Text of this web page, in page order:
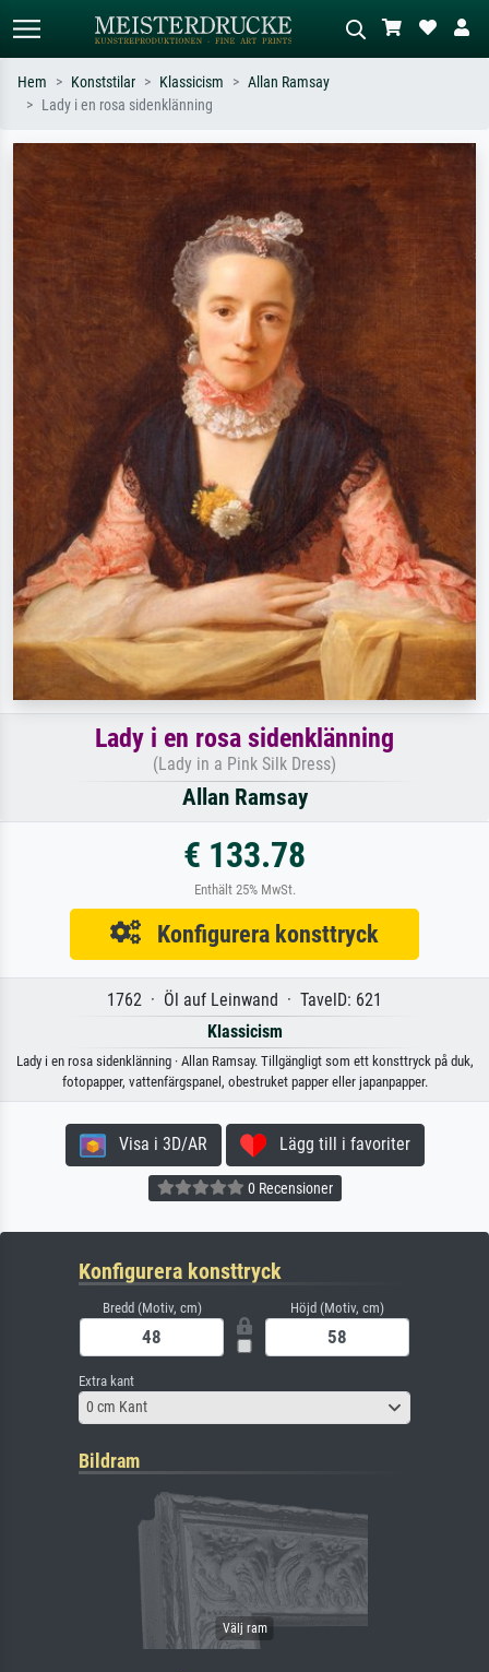
Sök efter konstnär, titel eller stil –
t.ex. Monet, Stjärnenatt,
impressionism, Hokusai-våg, naken.
Beskriv scenen – t.ex. grön äng,
abstrakt med mycket rött, mörk
oljemålning, stående naken bredvid ett
Hem Konststilar Klassicism
Allan Ramsay
Lady i en rosa sidenklänning
Lady i en rosa sidenklänning
(Lady in a Pink Silk Dress)
Allan Ramsay
€ 133.78
Enthält 25% MwSt.
Konfigurera konsttryck
1762 · Öl auf Leinwand · TavelD: 621
Klassicism
Lady i en rosa sidenklänning · Allan Ramsay. Tillgängligt som ett konsttryck på duk,
fotopapper, vattenfärgspanel, obestruket papper eller japanpapper.
Visa i 3D/AR Lägg till i favoriter
0 Recensioner
Konfigurera konsttryck
Bredd (Motiv, cm) Höjd (Motiv, cm)
Extra kant
0 cm Kant
Bildram